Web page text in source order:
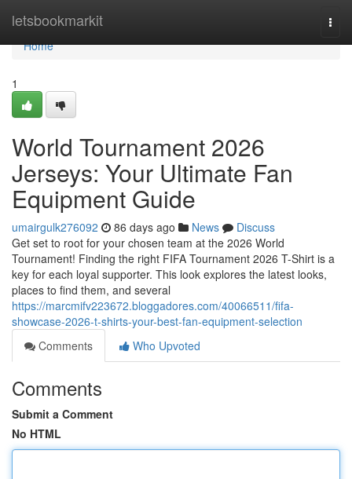
letsbookmarkit
Home
Home
1
World Tournament 2026
Jerseys: Your Ultimate Fan
Equipment Guide
umairgulk276092 86 days ago News
Discuss
Get set to root for your chosen team at the 2026 World
Tournament! Finding the right FIFA Tournament 2026 T-Shirt is a
key for each loyal supporter. This look explores the latest looks,
places to find them, and several
https://marcmifv223672.bloggadores.com/40066511/fifa-
showcase-2026-t-shirts-your-best-fan-equipment-selection
Comments
Who Upvoted
Comments
Submit a Comment
No HTML